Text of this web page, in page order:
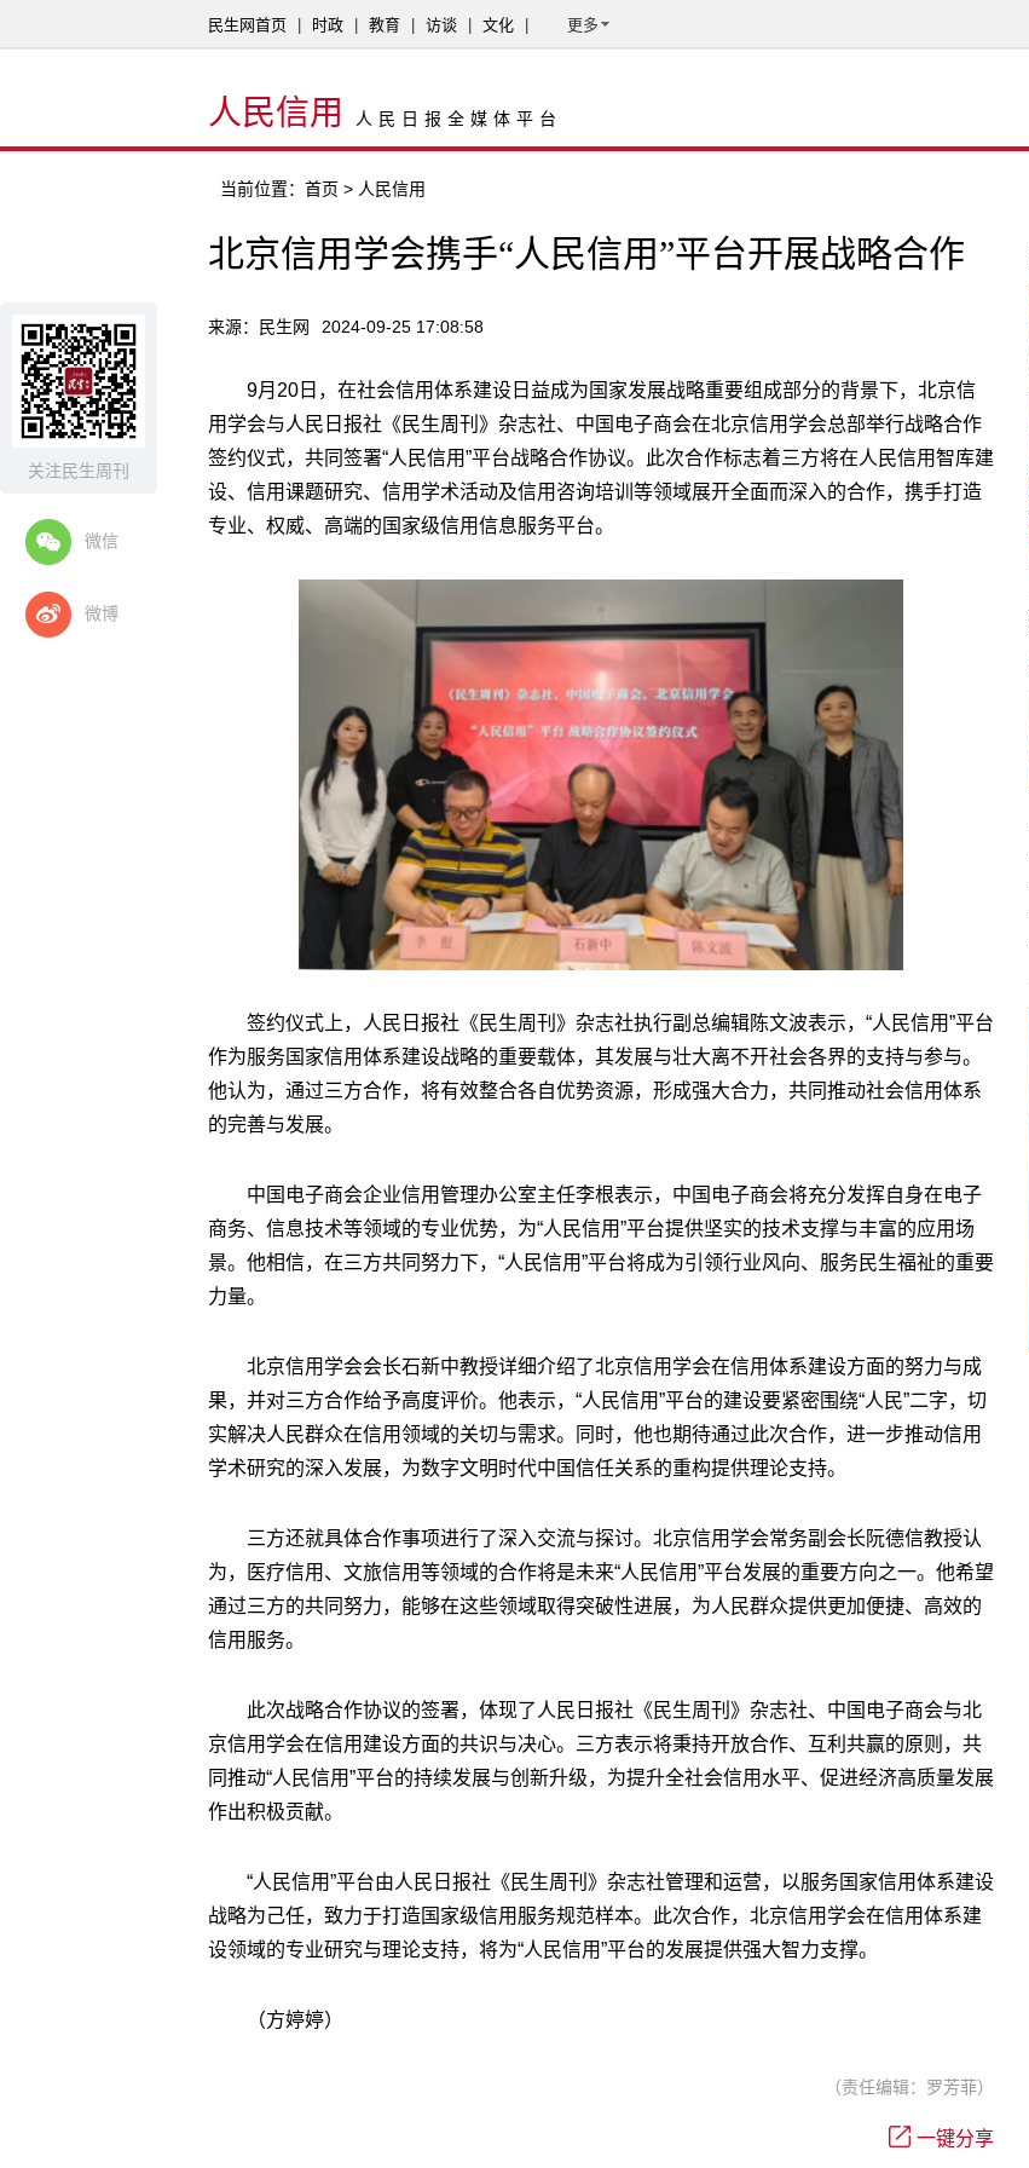
关注民生周刊
微信
微博
民生网首页 时政 教育 访谈 文化 更多
人民信用 人民日报全媒体平台
当前位置： 首页 > 人民信用
北京信用学会携手“人民信用”平台开展战略合作
来源：民生网 2024-09-25 17:08:58
9月20日，在社会信用体系建设日益成为国家发展战略重要组成部分的背景下，北京信
用学会与人民日报社《民生周刊》杂志社、中国电子商会在北京信用学会总部举行战略合作
签约仪式，共同签署“人民信用”平台战略合作协议。此次合作标志着三方将在人民信用智库建
设、信用课题研究、信用学术活动及信用咨询培训等领域展开全面而深入的合作，携手打造
专业、权威、高端的国家级信用信息服务平台。
签约仪式上，人民日报社《民生周刊》杂志社执行副总编辑陈文波表示，“人民信用”平台
作为服务国家信用体系建设战略的重要载体，其发展与壮大离不开社会各界的支持与参与。
他认为，通过三方合作，将有效整合各自优势资源，形成强大合力，共同推动社会信用体系
的完善与发展。
中国电子商会企业信用管理办公室主任李根表示，中国电子商会将充分发挥自身在电子
商务、信息技术等领域的专业优势，为“人民信用”平台提供坚实的技术支撑与丰富的应用场
景。他相信，在三方共同努力下，“人民信用”平台将成为引领行业风向、服务民生福祉的重要
力量。
北京信用学会会长石新中教授详细介绍了北京信用学会在信用体系建设方面的努力与成
果，并对三方合作给予高度评价。他表示，“人民信用”平台的建设要紧密围绕“人民”二字，切
实解决人民群众在信用领域的关切与需求。同时，他也期待通过此次合作，进一步推动信用
学术研究的深入发展，为数字文明时代中国信任关系的重构提供理论支持。
三方还就具体合作事项进行了深入交流与探讨。北京信用学会常务副会长阮德信教授认
为，医疗信用、文旅信用等领域的合作将是未来“人民信用”平台发展的重要方向之一。他希望
通过三方的共同努力，能够在这些领域取得突破性进展，为人民群众提供更加便捷、高效的
信用服务。
此次战略合作协议的签署，体现了人民日报社《民生周刊》杂志社、中国电子商会与北
京信用学会在信用建设方面的共识与决心。三方表示将秉持开放合作、互利共赢的原则，共
同推动“人民信用”平台的持续发展与创新升级，为提升全社会信用水平、促进经济高质量发展
作出积极贡献。
“人民信用”平台由人民日报社《民生周刊》杂志社管理和运营，以服务国家信用体系建设
战略为己任，致力于打造国家级信用服务规范样本。此次合作，北京信用学会在信用体系建
设领域的专业研究与理论支持，将为“人民信用”平台的发展提供强大智力支撑。
（方婷婷）
（责任编辑：罗芳菲）
一键分享